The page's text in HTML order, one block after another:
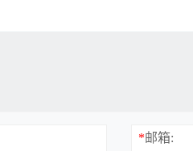
*邮箱: